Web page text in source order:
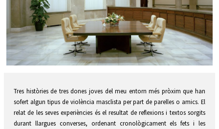
Tres històries de tres dones joves del meu entorn més pròxim que han
sofert algun tipus de violència masclista per part de parelles o amics. El
relat de les seves experiències és el resultat de reflexions i textos sorgits
durant llargues converses, ordenant cronològicament els fets i les